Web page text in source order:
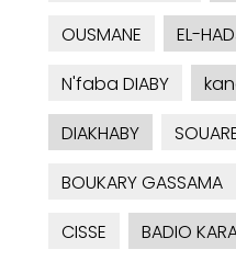
OUSMANE
EL-
N'faba DIABY
DIAKHABY
BOUKARY GASSAMA
CISSE
BADIO